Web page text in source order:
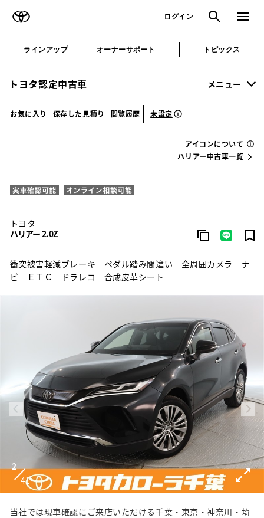
ログイン 検索 メニュ
ラインアップ オーナーサポート トピックス
トヨタ認定中古車 メニュー
お気に入り 保存した見積り 閲覧履歴 未設定
アイコンについて
ハリアー中古車一覧
トヨタ
ハリアー 2.0Z
衝突被害軽減ブレーキ ペダル踏み間違い 全周囲カメラ ナ
ビ ＥＴＣ ドラレコ 合成皮革シート
2
41
当社では現車確認にご来店いただける千葉・東京・神奈川・埼